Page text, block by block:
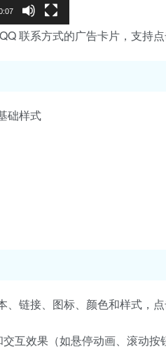
联系方式的广告卡片，支持点
础样式
链接、图标、颜色和样式，点
互效果（如悬停动画、滚动按